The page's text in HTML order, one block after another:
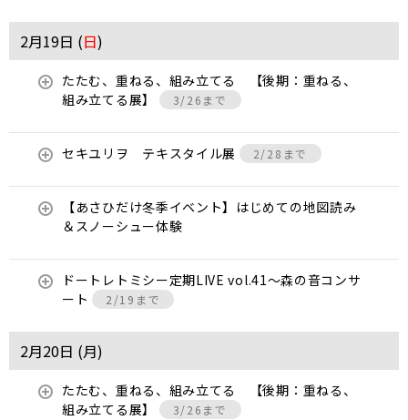
2月19日 (日)
たたむ、重ねる、組み立てる 【後期：重ねる、
組み立てる展】
3/26まで
セキユリヲ テキスタイル展 2/28まで
【あさひだけ冬季イベント】はじめての地図読み
＆スノーシュー体験
ドートレトミシー定期LIVE vol.41～森の音コンサ
ート
2/19まで
2月20日 (月)
たたむ、重ねる、組み立てる 【後期：重ねる、
組み立てる展】
3/26まで